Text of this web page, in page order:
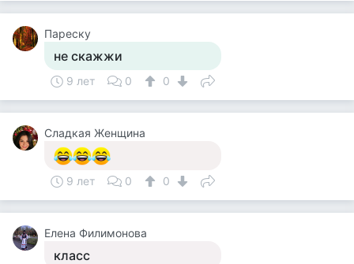
Пареску
не скажжи
9 лет 0 0
Сладкая Женщина
9 лет 0 0
Елена Филимонова
класс